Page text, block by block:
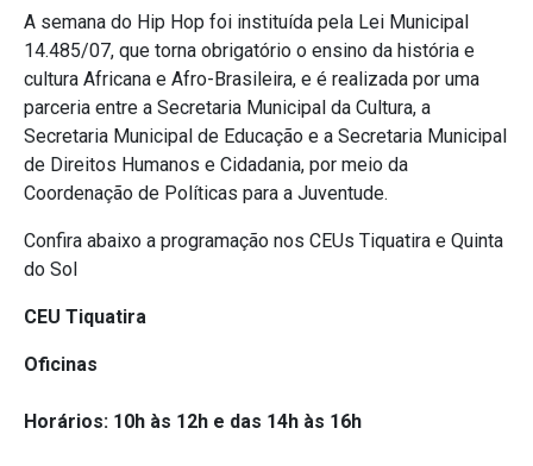
A semana do Hip Hop foi instituída pela Lei Municipal
14.485/07, que torna obrigatório o ensino da história e
cultura Africana e Afro-Brasileira, e é realizada por uma
parceria entre a Secretaria Municipal da Cultura, a
Secretaria Municipal de Educação e a Secretaria Municipal
de Direitos Humanos e Cidadania, por meio da
Coordenação de Políticas para a Juventude.
Confira abaixo a programação nos CEUs Tiquatira e Quinta
do Sol
CEU Tiquatira
Oficinas
Horários: 10h às 12h e das 14h às 16h